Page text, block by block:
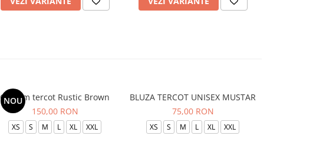
NOU
Costum tercot Rustic Brown
150,00 RON
XS S M L XL XXL
BLUZA TERCOT UNISEX MUSTAR
75,00 RON
XS S M L XL XXL